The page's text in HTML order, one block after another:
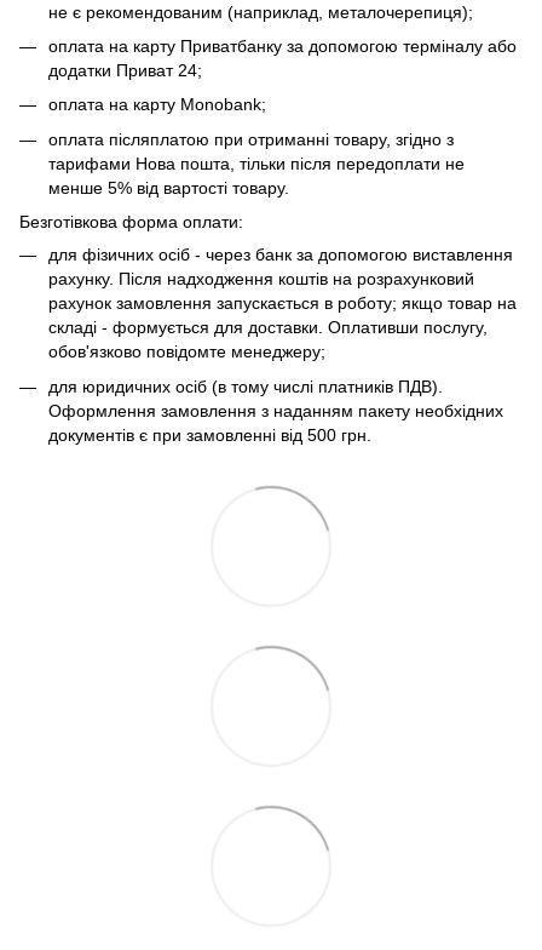
не є рекомендованим (наприклад, металочерепиця);
оплата на карту Приватбанку за допомогою терміналу або
додатки Приват 24;
оплата на карту Monobank;
оплата післяплатою при отриманні товару, згідно з
тарифами Нова пошта, тільки після передоплати не
менше 5% від вартості товару.
Безготівкова форма оплати:
для фізичних осіб - через банк за допомогою виставлення
рахунку. Після надходження коштів на розрахунковий
рахунок замовлення запускається в роботу; якщо товар на
складі - формується для доставки. Оплативши послугу,
обов'язково повідомте менеджеру;
для юридичних осіб (в тому числі платників ПДВ).
Оформлення замовлення з наданням пакету необхідних
документів є при замовленні від 500 грн.